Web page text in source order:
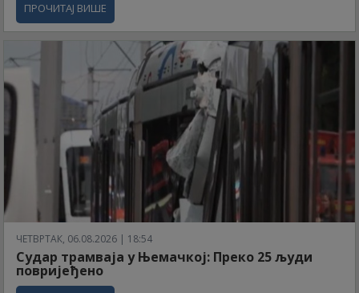
ПРОЧИТАЈ ВИШЕ
ЧЕТВРТАК, 06.08.2026 | 18:54
Судар трамваја у Њемачкој: Преко 25 људи
повријеђено